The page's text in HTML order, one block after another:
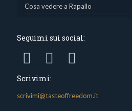
Cosa vedere a Rapallo
Seguimi sui social:
Scrivimi:
scrivimi@tasteoffreedom.it